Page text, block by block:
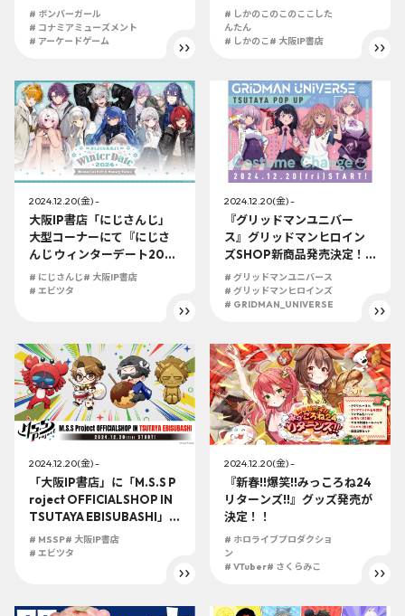
ル』大阪IP書店 POP UP SH
OPが開催決定！大阪でゴー
ボンバー!!
# ボンバーガール
# コナミアミューズメント
# アーケードゲーム
決定！
# しかのこのこのここした
んたん
# しかのこ# 大阪IP書店
2024.12.20(金) -
大阪IP書店「にじさんじ」
大型コーナーにて『にじさ
んじ ウィンターデート2024
グッズ～Memorial Gift
～』展開決定!!
# にじさんじ# 大阪IP書店
# エビツタ
2024.12.20(金) -
『グリッドマンユニバー
ス』グリッドマンヒロイン
ズSHOP新商品発売決定！
コスチュームチェンジ！を
コンセプトに各キャラクタ
ーの服装が入れ替わっちゃ
# グリッドマンユニバース
# グリッドマンヒロインズ
# GRIDMAN_UNIVERSE
2024.12.20(金) -
「大阪IP書店」に「M.S.S P
roject OFFICIALSHOP IN
TSUTAYA EBISUBASHI」が
登場!!! 大阪店舗限定アイテ
ムの発売など特別企画盛り
# MSSP# 大阪IP書店
# エビツタ
2024.12.20(金) -
『新春!!爆笑!!みっころね24
リターンズ!!』グッズ発売が
決定！！
# ホロライブプロダクショ
ン
# VTuber# さくらみこ